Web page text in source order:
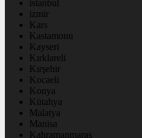
istanbul
izmir
Kars
Kastamonu
Kayseri
Kırklareli
Kırşehir
Kocaeli
Konya
Kütahya
Malatya
Manisa
Kahramanmaraş